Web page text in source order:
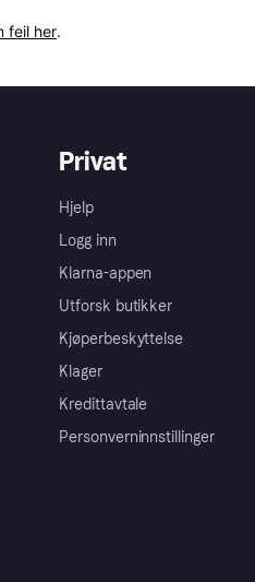
feil her.
Privat
Hjelp
Logg inn
Klarna-appen
Utforsk butikker
Kjøperbeskyttelse
Klager
Kredittavtale
Personverninnstillinger